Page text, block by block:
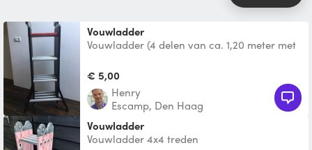
Vouwladder
Vouwladder (4 delen van ca. 1,20 meter met
€ 5,00
Henry
Escamp, Den Haag
Vouwladder
Vouwladder 4x4 treden